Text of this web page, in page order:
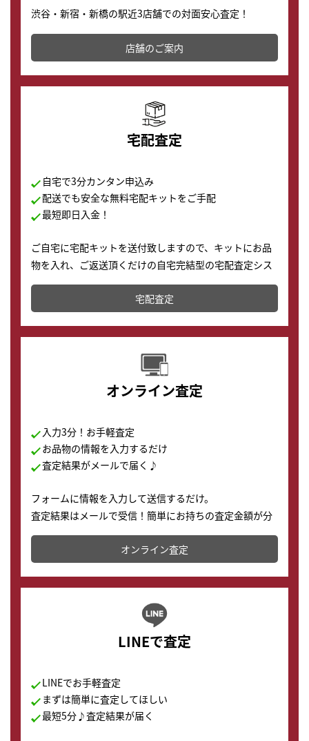
渋谷・新宿・新橋の駅近3店舗での対面安心査定！
その場で現金買取致します。渋谷本店では、時計販売の
店舗を併設しており、下取りに出してお得に新しい時計
の購入もできます♪
店舗のご案内
宅配査定
自宅で3分カンタン申込み
配送でも安全な無料宅配キットをご手配
最短即日入金！
ご自宅に宅配キットを送付致しますので、キットにお品
物を入れ、ご返送頂くだけの自宅完結型の宅配査定シス
テムです。
配送でも簡単&安全に査定・買取に出すことが可能で
す。
宅配査定
オンライン査定
入力3分！お手軽査定
お品物の情報を入力するだけ
査定結果がメールで届く♪
フォームに情報を入力して送信するだけ。
査定結果はメールで受信！簡単にお持ちの査定金額が分
かります。
オンライン査定
LINEで査定
LINEでお手軽査定
まずは簡単に査定してほしい
最短5分♪査定結果が届く